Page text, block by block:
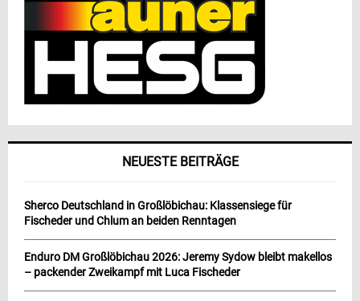
NEUESTE BEITRÄGE
Sherco Deutschland in Großlöbichau: Klassensiege für
Fischeder und Chlum an beiden Renntagen
Enduro DM Großlöbichau 2026: Jeremy Sydow bleibt makellos
– packender Zweikampf mit Luca Fischeder